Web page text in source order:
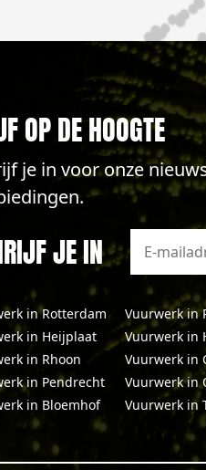
OP DE HOOGTE
je in voor onze
JE IN
in Rotterdam
Vuurwerk in
in Heijplaat
Vuurwerk in
in Rhoon
Vuurwerk in
in Pendrecht
Vuurwerk in
in Bloemhof
Vuurwerk in